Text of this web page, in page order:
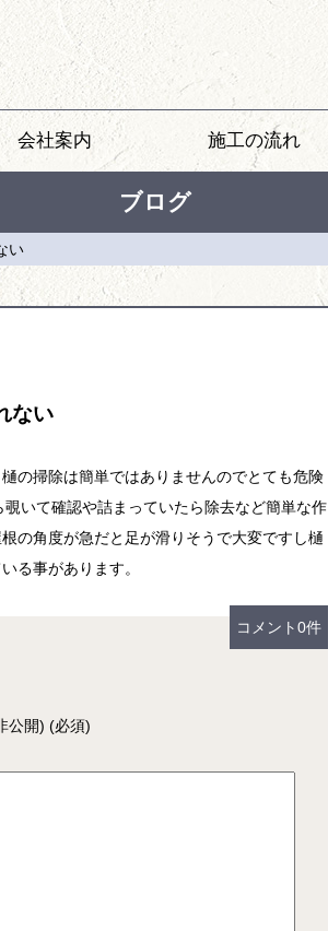
会社案内 施工の流れ
ブログ
い
ない
の掃除は簡単ではありませんのでとても危険
いて確認や詰まっていたら除去など簡単な作
の角度が急だと足が滑りそうで大変ですし樋
る事があります。
コメント0件
公開) (必須)